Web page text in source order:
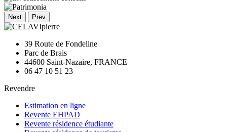
Next Prev
39 Route de Fondeline
Parc de Brais
44600 Saint-Nazaire, FRANCE
06 47 10 51 23
Revendre
Estimation en ligne
Revente EHPAD
Revente résidence étudiante